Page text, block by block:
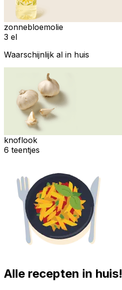
zonnebloemolie
3 el
Waarschijnlijk al in huis
knoflook
6 teentjes
Alle recepten in huis!